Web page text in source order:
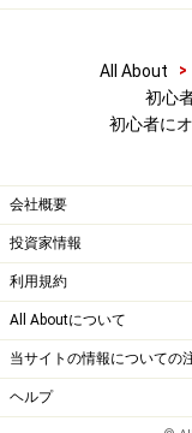
投信積立、ど
All About >
初心
初心者に
会社概要
投資家情報
利用規約
All Aboutについて
当サイトの情報についての
ヘルプ